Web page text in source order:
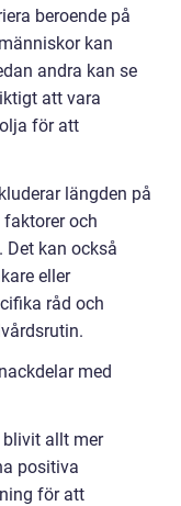
beroende på
kan
andra kan se
att vara
för att
längden på
och
Det kan också
eller
råd och
med
blivit allt mer
positiva
för att